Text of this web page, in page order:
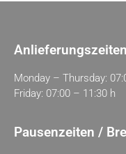
Monday – Thursday:
Friday: 07:00 – 11:30 h
Pausenzeiten /